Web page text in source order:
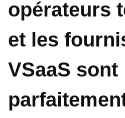
opérateurs
et les
VSaaS sont